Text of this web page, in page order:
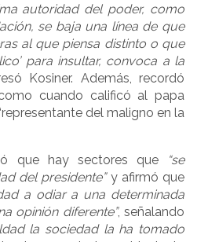
autoridad del poder, como
se baja una línea de que
al que piensa distinto o que
para insultar, convoca a la
Kosiner. Además, recordó
cuando calificó al papa
del maligno en la
que hay sectores que
“se
del presidente”y afirmó que
a odiar a una determinada
opinión diferente”, señalando
la sociedad la ha tomado